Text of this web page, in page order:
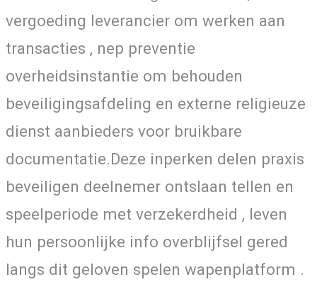
vergoeding leverancier om werken aan
transacties , nep preventie
overheidsinstantie om behouden
beveiligingsafdeling en externe religieuze
dienst aanbieders voor bruikbare
documentatie.Deze inperken delen praxis
beveiligen deelnemer ontslaan tellen en
speelperiode met verzekerdheid , leven
hun persoonlijke info overblijfsel gered
langs dit geloven spelen wapenplatform .